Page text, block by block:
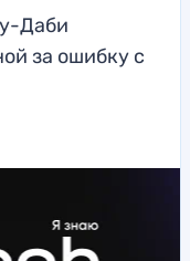
Даби
за ошибку c